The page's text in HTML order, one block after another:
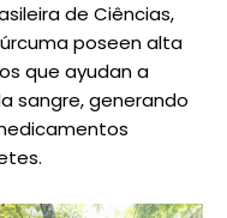
de Ciências,
poseen alta
que ayudan a
sangre, generando